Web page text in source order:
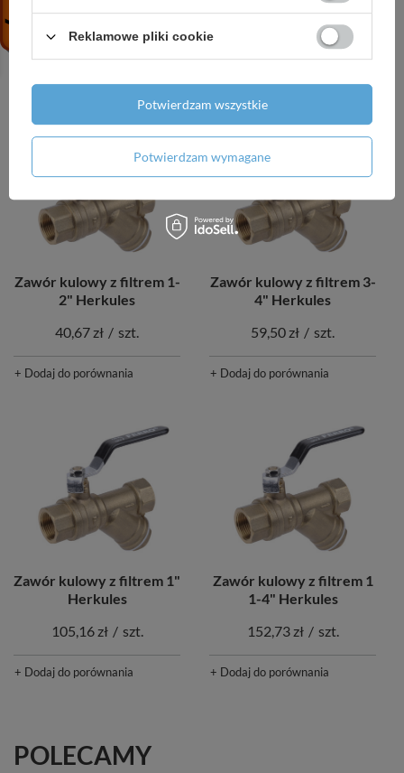
60,40 zł / szt.
93,24 zł / szt.
+ Dodaj do porównania
Zawór kulowy z filtrem 1-
2" Herkules
40,67 zł / szt.
+ Dodaj do porównania
Zawór kulowy z filtrem 3-
4" Herkules
59,50 zł / szt.
+ Dodaj do porównania
Zawór kulowy z filtrem 1"
Herkules
105,16 zł / szt.
+ Dodaj do porównania
Zawór kulowy z filtrem 1
1-4" Herkules
152,73 zł / szt.
+ Dodaj do porównania
POLECAMY
Reklamowe pliki cookie
Potwierdzam wymagane
Potwierdzam wszystkie